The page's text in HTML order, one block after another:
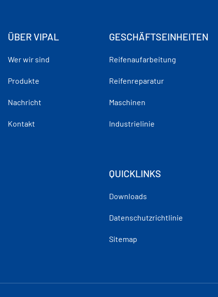
ÜBER VIPAL
Wer wir sind
Produkte
Nachricht
Kontakt
GESCHÄFTSEINHEITEN
Reifenaufarbeitung
Reifenreparatur
Maschinen
Industrielinie
QUICKLINKS
Downloads
Datenschutzrichtlinie
Sitemap